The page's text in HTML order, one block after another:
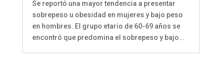
Se reportó una mayor tendencia a presentar
sobrepeso u obesidad en mujeres y bajo peso
en hombres. El grupo etario de 60-69 años se
encontró que predomina el sobrepeso y bajo...